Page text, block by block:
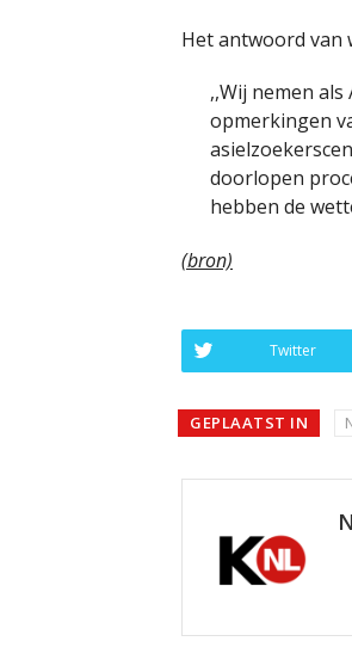
Het antwoord van
,,Wij nemen
opmerkingen
doorlopen
hebben de
(bron)
Twitter
GEPLAATST IN